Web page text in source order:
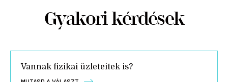
Gyakori kérdések
Vannak fizikai üzleteitek is?